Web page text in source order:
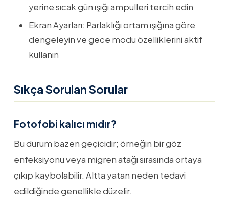
yerine sıcak gün ışığı ampulleri tercih edin
Ekran Ayarları: Parlaklığı ortam ışığına göre
dengeleyin ve gece modu özelliklerini aktif
kullanın
Sıkça Sorulan Sorular
Fotofobi kalıcı mıdır?
Bu durum bazen geçicidir; örneğin bir göz
enfeksiyonu veya migren atağı sırasında ortaya
çıkıp kaybolabilir. Altta yatan neden tedavi
edildiğinde genellikle düzelir.